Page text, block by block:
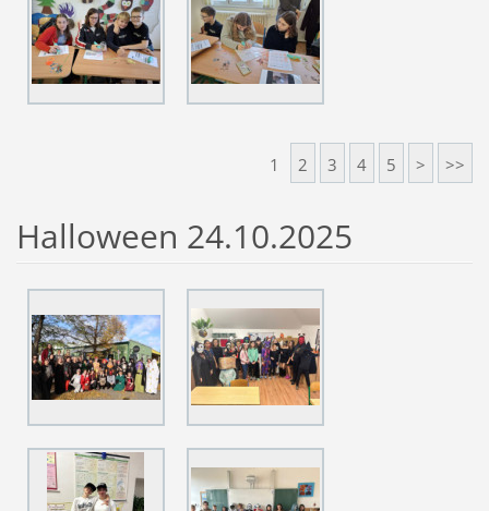
1 2 3 4 5 > >>
Halloween 24.10.2025